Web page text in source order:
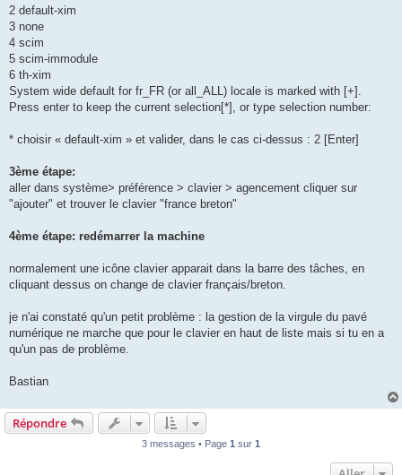
2 default-xim
3 none
4 scim
5 scim-immodule
6 th-xim
System wide default for fr_FR (or all_ALL) locale is marked with [+].
Press enter to keep the current selection[*], or type selection number:
* choisir « default-xim » et valider, dans le cas ci-dessus : 2 [Enter]
3ème étape:
aller dans système> préférence > clavier > agencement cliquer sur
"ajouter" et trouver le clavier "france breton"
4ème étape: redémarrer la machine
normalement une icône clavier apparait dans la barre des tâches, en
cliquant dessus on change de clavier français/breton.
je n'ai constaté qu'un petit problème : la gestion de la virgule du pavé
numérique ne marche que pour le clavier en haut de liste mais si tu en a
qu'un pas de problème.
Bastian
Répondre
3 messages • Page 1 sur 1